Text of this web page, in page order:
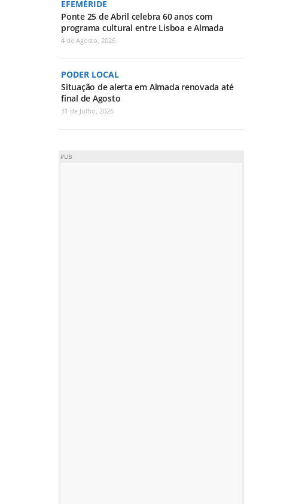
EFEMÉRIDE
Ponte 25 de Abril celebra 60 anos com
programa cultural entre Lisboa e Almada
4 de Agosto, 2026
PODER LOCAL
Situação de alerta em Almada renovada até
final de Agosto
31 de Julho, 2026
PUB